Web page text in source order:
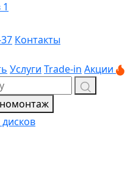
Контакты
Услуги Trade-in Акции